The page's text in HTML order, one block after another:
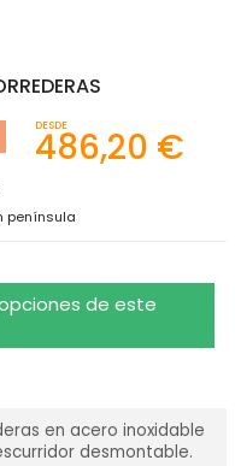
DESDE
486,20 €
península
de este
en acero inoxidable
desmontable.